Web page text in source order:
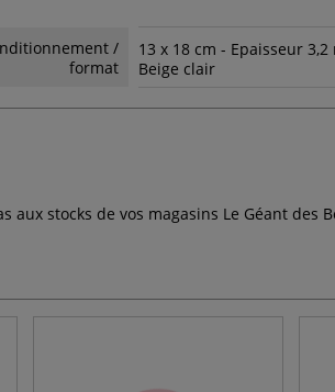
/
format
13 x 18 cm - Epaisseur 3,2
Beige clair
stocks de vos magasins Le Géant des